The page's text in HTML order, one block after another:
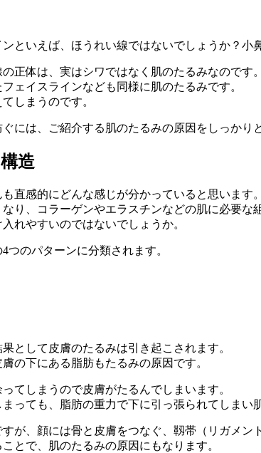
といえば、ほうれい線ではないでしょうか？
正体は、実はシワではなく肌のたるみなのです。
ェイスラインなども同様に肌のたるみです。
しまうのです。
には、ご紹介する肌のたるみの原因をしっかり
造
直感的にどんな感じが分かっていると思います。
り、コラーゲンやエラスチンなどの肌に必要
れやすいのではないでしょうか。
つのパターンに分類されます。
として皮膚のたるみは引き起こされます。
の下にある脂肪もたるみの原因です。
てしまうので皮膚がたるんでしまいます。
っても、脂肪の重力で下に引っ張られてしまい
が、顔には骨と皮膚をつなぐ、靱帯（リガメン
とで、肌のたるみの原因にもなります。